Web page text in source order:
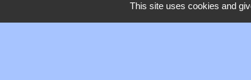
This site uses cookies and